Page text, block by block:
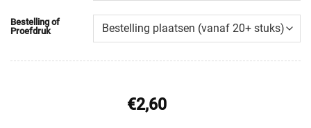
Bestelling of
Proefdruk
€2,60